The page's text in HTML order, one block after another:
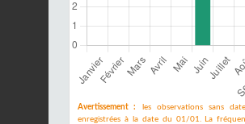
Avertissement :
les observations sans
enregistrées à la date du 01/01. La